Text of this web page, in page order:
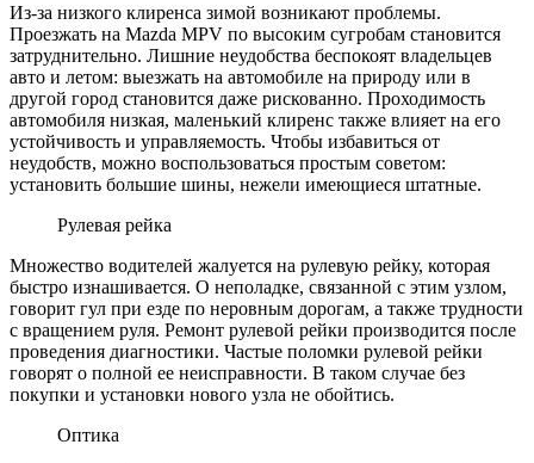
Из-за низкого клиренса зимой возникают проблемы.
Проезжать на Mazda MPV по высоким сугробам становится
затруднительно. Лишние неудобства беспокоят владельцев
авто и летом: выезжать на автомобиле на природу или в
другой город становится даже рискованно. Проходимость
автомобиля низкая, маленький клиренс также влияет на его
устойчивость и управляемость. Чтобы избавиться от
неудобств, можно воспользоваться простым советом:
установить большие шины, нежели имеющиеся штатные.
Рулевая рейка
Множество водителей жалуется на рулевую рейку, которая
быстро изнашивается. О неполадке, связанной с этим узлом,
говорит гул при езде по неровным дорогам, а также трудности
с вращением руля. Ремонт рулевой рейки производится после
проведения диагностики. Частые поломки рулевой рейки
говорят о полной ее неисправности. В таком случае без
покупки и установки нового узла не обойтись.
Оптика